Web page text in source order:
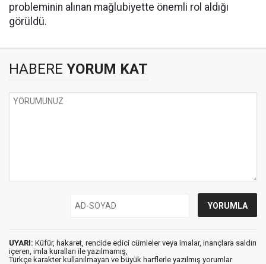
probleminin alınan mağlubiyette önemli rol aldığı
görüldü.
HABERE YORUM KAT
UYARI: Küfür, hakaret, rencide edici cümleler veya imalar, inançlara saldırı
içeren, imla kuralları ile yazılmamış,
Türkçe karakter kullanılmayan ve büyük harflerle yazılmış yorumlar